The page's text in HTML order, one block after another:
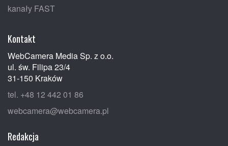
kanały FAST
Kontakt
WebCamera Media Sp. z o.o.
ul. św. Filipa 23/4
31-150 Kraków
tel. +48 12 442 01 86
webcamera@webcamera.pl
Redakcja